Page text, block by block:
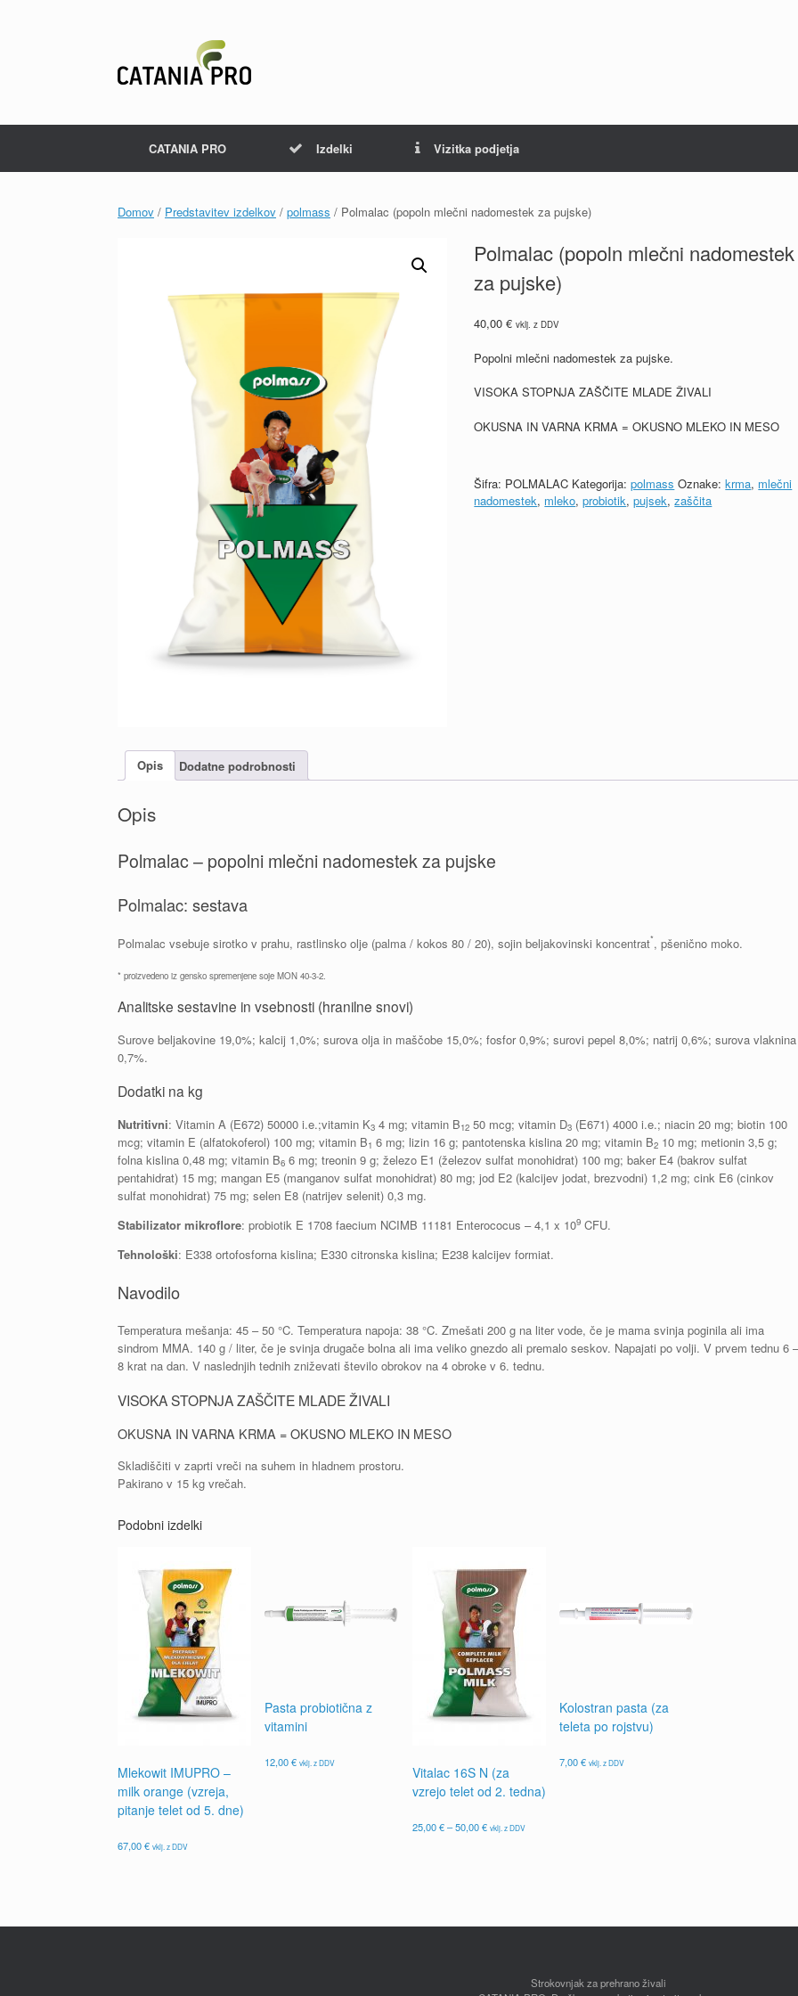
CATANIA PRO Izdelki Vizitka podjetja
Domov / Predstavitev izdelkov / polmass / Polmalac (popoln mlečni nadomestek za pujske)
Polmalac (popoln mlečni nadomestek
za pujske)
40,00€ vklj. z DDV
Popolni mlečni nadomestek za pujske.
VISOKA STOPNJA ZAŠČITE MLADE ŽIVALI
OKUSNA IN VARNA KRMA = OKUSNO MLEKO IN MESO
Šifra: POLMALAC Kategorija:polmass Oznake:krma, mlečni
nadomestek, mleko,probiotik,pujsek,zaščita
Opis Dodatne podrobnosti
Opis
Polmalac – popolni mlečni nadomestek za pujske
Polmalac: sestava
Polmalac vsebuje sirotko v prahu, rastlinsko olje (palma / kokos 80 / 20), sojin beljakovinski koncentrat*, pšenično moko.
* proizvedeno iz gensko spremenjene soje MON 40-3-2.
Analitske sestavine in vsebnosti (hranilne snovi)
Surove beljakovine 19,0%; kalcij 1,0%; surova olja in maščobe 15,0%; fosfor 0,9%; surovi pepel 8,0%; natrij 0,6%; surova vlaknina
0,7%.
Dodatki na kg
Nutritivni: Vitamin A (E672) 50000 i.e.;vitamin K3 4 mg; vitamin B12 50 mcg; vitamin D3 (E671) 4000 i.e.; niacin 20 mg; biotin 100
mcg; vitamin E (alfatokoferol) 100 mg; vitamin B1 6 mg; lizin 16 g; pantotenska kislina 20 mg; vitamin B2 10 mg; metionin 3,5 g;
folna kislina 0,48 mg; vitamin B6 6 mg; treonin 9 g; železo E1 (železov sulfat monohidrat) 100 mg; baker E4 (bakrov sulfat
pentahidrat) 15 mg; mangan E5 (manganov sulfat monohidrat) 80 mg; jod E2 (kalcijev jodat, brezvodni) 1,2 mg; cink E6 (cinkov
sulfat monohidrat) 75 mg; selen E8 (natrijev selenit) 0,3 mg.
Stabilizator mikroflore: probiotik E 1708 faecium NCIMB 11181 Enterococus – 4,1 x 109 CFU.
Tehnološki: E338 ortofosforna kislina; E330 citronska kislina; E238 kalcijev formiat.
Navodilo
Temperatura mešanja: 45 – 50 °C. Temperatura napoja: 38 °C. Zmešati 200 g na liter vode, če je mama svinja poginila ali ima
sindrom MMA. 140 g / liter, če je svinja drugače bolna ali ima veliko gnezdo ali premalo seskov. Napajati po volji. V prvem tednu 6 –
8 krat na dan. V naslednjih tednih zniževati število obrokov na 4 obroke v 6. tednu.
VISOKA STOPNJA ZAŠČITE MLADE ŽIVALI
OKUSNA IN VARNA KRMA = OKUSNO MLEKO IN MESO
Skladiščiti v zaprti vreči na suhem in hladnem prostoru.
Pakirano v 15 kg vrečah.
Podobni izdelki
Mlekowit IMUPRO –
milk orange (vzreja,
pitanje telet od 5. dne)
67,00€ vklj. z DDV
Pasta probiotična z
vitamini
12,00€ vklj. z DDV
Vitalac 16S N (za
vzrejo telet od 2. tedna)
25,00€ – 50,00€Cenovni
vklj. z DDV
Možnosti
Kolostran pasta (za
teleta po rojstvu)
7,00€ vklj. z DDV
Strokovnjak za prehrano živali